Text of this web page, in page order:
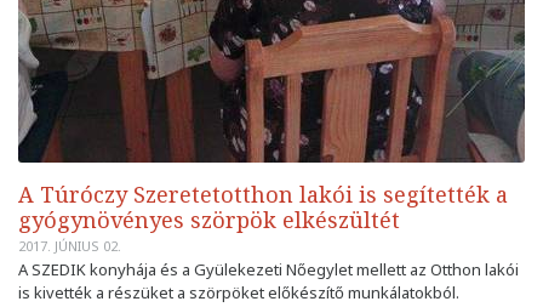
A Túróczy Szeretetotthon lakói is segítették a
gyógynövényes szörpök elkészültét
2017. JÚNIUS 02.
A SZEDIK konyhája és a Gyülekezeti Nőegylet mellett az Otthon lakói
is kivették a részüket a szörpöket előkészítő munkálatokból.